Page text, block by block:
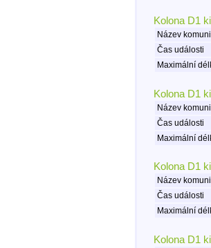
Kolona D1
Název
Čas události
Maximální
Kolona D1
Název
Čas události
Maximální
Kolona D1
Název
Čas události
Maximální
Kolona D1